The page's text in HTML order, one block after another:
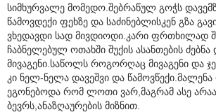
სიმხურვალე მომედო.შებრაწულ გოჭს
წამოვდექი ფეხზე და საძინებლისკენ გზა
ვხედავდი სად მივდიოდი.კარი ფრთხილად
ჩაბნელებულ ოთახში შუქის ასანთების ძებნა
მივაგენი.საწოლს როგორღაც მივაგენი და
კი ნელ-ნელა დავეშვი და
ეგონებოდა რომ ლოთი ვარ,მაგრამ ასე
ბევრს,ანაზღაურების მიზნით.